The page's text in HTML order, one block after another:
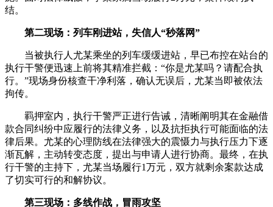
结。
第二现场：列车刚进站，失信人“秒落网”
当被执行人尤某乘坐的列车缓缓进站，早已布控在站台的
执行干警便迅速上前将其精准拦截：“你是尤某吗？请配合执
行。”现场身份核查干净利落，确认无误后，尤某当即被依法
拘传。
羁押室内，执行干警严正进行告诫，清晰阐明其在金融借
款合同纠纷中应履行的法律义务，以及抗拒执行可能面临的法
律后果。尤某的心理防线在法律强大的震慑力与执行压力下逐
渐瓦解，主动转变态度，提出与申请人进行协商。最终，在执
行干警的主持下，尤某当场履行1万元，双方就剩余案款达成
了切实可行的和解协议。
第三现场：多线作战，冒雨攻坚